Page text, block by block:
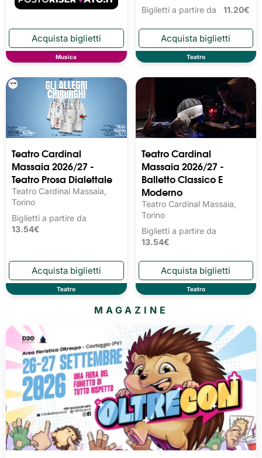
Musica
Biglietti a partire da 11.20€
Teatro
Teatro Cardinal
Massaia 2026/27 -
Teatro Prosa Dialettale
Teatro Cardinal Massaia,
Torino
Biglietti a partire da
13.54€
Teatro
Teatro Cardinal
Massaia 2026/27 -
Balletto Classico E
Moderno
Teatro Cardinal Massaia,
Torino
Biglietti a partire da
13.54€
Teatro
MAGAZINE